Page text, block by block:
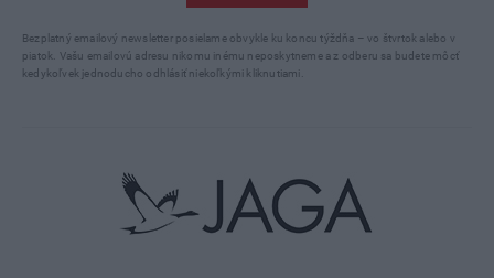
Bezplatný emailový newsletter posielame obvykle ku koncu týždňa – vo štvrtok alebo v
piatok. Vašu emailovú adresu nikomu inému neposkytneme a z odberu sa budete môcť
kedykoľvek jednoducho odhlásiť niekoľkými kliknutiami.